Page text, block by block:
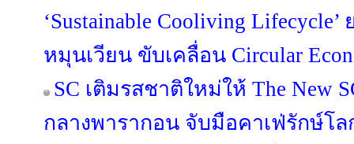
‘Sustainable Cooliving
หมุนเวียน ขับเคลื่อน Circular
SC เติมรสชาติใหม่ให้ The New
กลางพารากอน จับมือคาเฟ่รักษ์โ